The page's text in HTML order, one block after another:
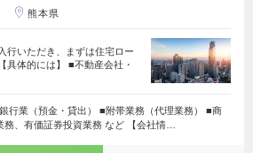
熊本県
行いただき、まずは住宅ロー
具体的には】 ■不動産会社・
銀行業（預金・貸出） ■附帯業務（代理業務） ■商
、有価証券投資業務 など 【会社情…